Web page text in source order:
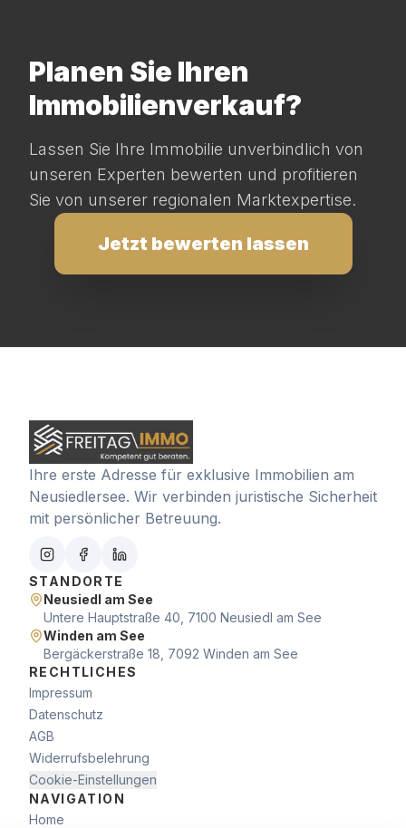
Planen Sie Ihren
Immobilienverkauf?
Lassen Sie Ihre Immobilie unverbindlich von
unseren Experten bewerten und profitieren
Sie von unserer regionalen Marktexpertise.
Jetzt bewerten lassen
Ihre erste Adresse für exklusive Immobilien am
Neusiedlersee. Wir verbinden juristische Sicherheit
mit persönlicher Betreuung.
STANDORTE
Neusiedl am See
Untere Hauptstraße 40, 7100 Neusiedl am See
Winden am See
Bergäckerstraße 18, 7092 Winden am See
RECHTLICHES
Impressum
Datenschutz
AGB
Widerrufsbelehrung
Cookie-Einstellungen
NAVIGATION
Home